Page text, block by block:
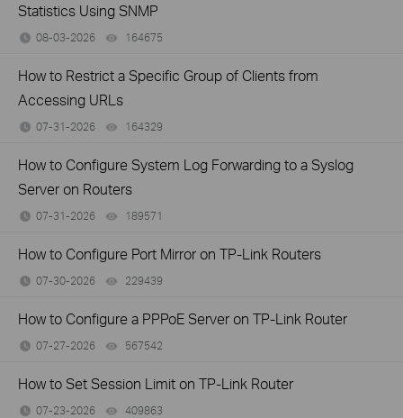
Statistics Using SNMP
08-03-2026 164675
How to Restrict a Specific Group of Clients from
Accessing URLs
07-31-2026 164329
How to Configure System Log Forwarding to a Syslog
Server on Routers
07-31-2026 189571
How to Configure Port Mirror on TP-Link Routers
07-30-2026 229439
How to Configure a PPPoE Server on TP-Link Router
07-27-2026 567542
How to Set Session Limit on TP-Link Router
07-23-2026 409863